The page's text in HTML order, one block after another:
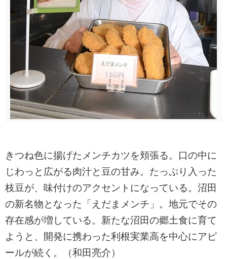
きつね色に揚げたメンチカツを頬張る。口の中に
じわっと広がる肉汁と豆の甘み。たっぷり入った
枝豆が、味付けのアクセントになっている。沼田
の新名物となった「えだまメンチ」。地元でその
存在感が増している。新たな沼田の郷土食に育て
ようと、開発に携わった利根実業高を中心にアピ
ールが続く。（和田亮介）